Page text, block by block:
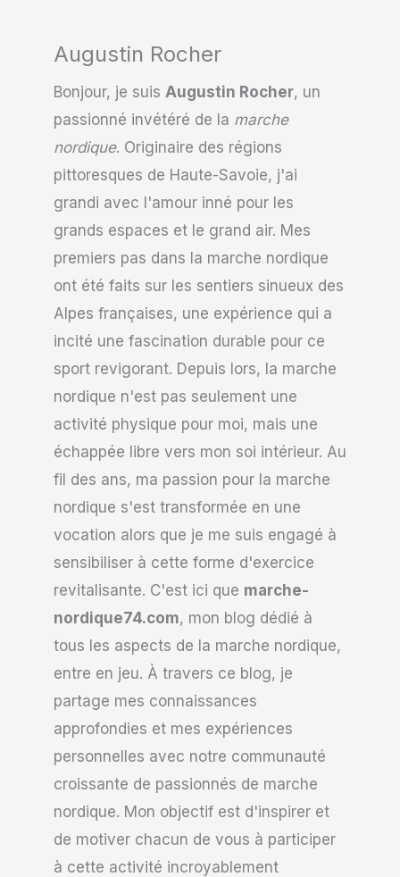
Augustin Rocher
Bonjour, je suis Augustin Rocher, un
passionné invétéré de la marche
nordique. Originaire des régions
pittoresques de Haute-Savoie, j'ai
grandi avec l'amour inné pour les
grands espaces et le grand air. Mes
premiers pas dans la marche nordique
ont été faits sur les sentiers sinueux des
Alpes françaises, une expérience qui a
incité une fascination durable pour ce
sport revigorant. Depuis lors, la marche
nordique n'est pas seulement une
activité physique pour moi, mais une
échappée libre vers mon soi intérieur. Au
fil des ans, ma passion pour la marche
nordique s'est transformée en une
vocation alors que je me suis engagé à
sensibiliser à cette forme d'exercice
revitalisante. C'est ici que marche-
nordique74.com, mon blog dédié à
tous les aspects de la marche nordique,
entre en jeu. À travers ce blog, je
partage mes connaissances
approfondies et mes expériences
personnelles avec notre communauté
croissante de passionnés de marche
nordique. Mon objectif est d'inspirer et
de motiver chacun de vous à participer
à cette activité incroyablement